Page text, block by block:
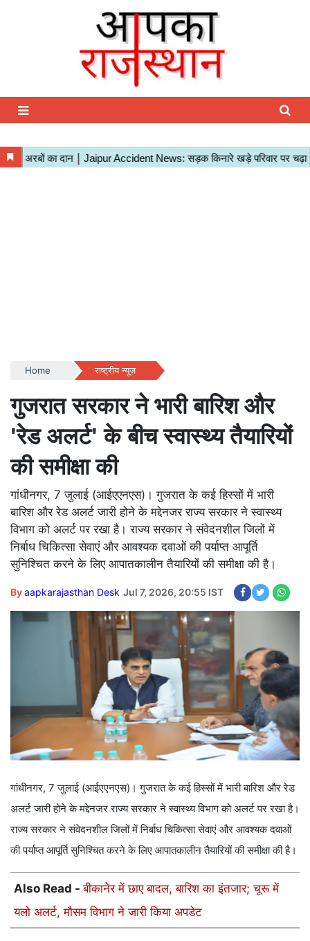
Home राष्ट्रीय न्यूज़
गुजरात सरकार ने भारी बारिश और
'रेड अलर्ट' के बीच स्वास्थ्य तैयारियों
की समीक्षा की
गांधीनगर, 7 जुलाई (आईएएनएस)। गुजरात के कई हिस्सों में भारी
बारिश और रेड अलर्ट जारी होने के मद्देनजर राज्य सरकार ने स्वास्थ्य
विभाग को अलर्ट पर रखा है। राज्य सरकार ने संवेदनशील जिलों में
निर्बाध चिकित्सा सेवाएं और आवश्यक दवाओं की पर्याप्त आपूर्ति
सुनिश्चित करने के लिए आपातकालीन तैयारियों की समीक्षा की है।
Byaapkarajasthan Desk Jul 7, 2026, 20:55 IST
गांधीनगर, 7 जुलाई (आईएएनएस)। गुजरात के कई हिस्सों में भारी बारिश और रेड
अलर्ट जारी होने के मद्देनजर राज्य सरकार ने स्वास्थ्य विभाग को अलर्ट पर रखा है।
राज्य सरकार ने संवेदनशील जिलों में निर्बाध चिकित्सा सेवाएं और आवश्यक दवाओं
की पर्याप्त आपूर्ति सुनिश्चित करने के लिए आपातकालीन तैयारियों की समीक्षा की है।
Also Read -बीकानेर में छाए बादल, बारिश का इंतजार; चूरू में
यलो अलर्ट, मौसम विभाग ने जारी किया अपडेट